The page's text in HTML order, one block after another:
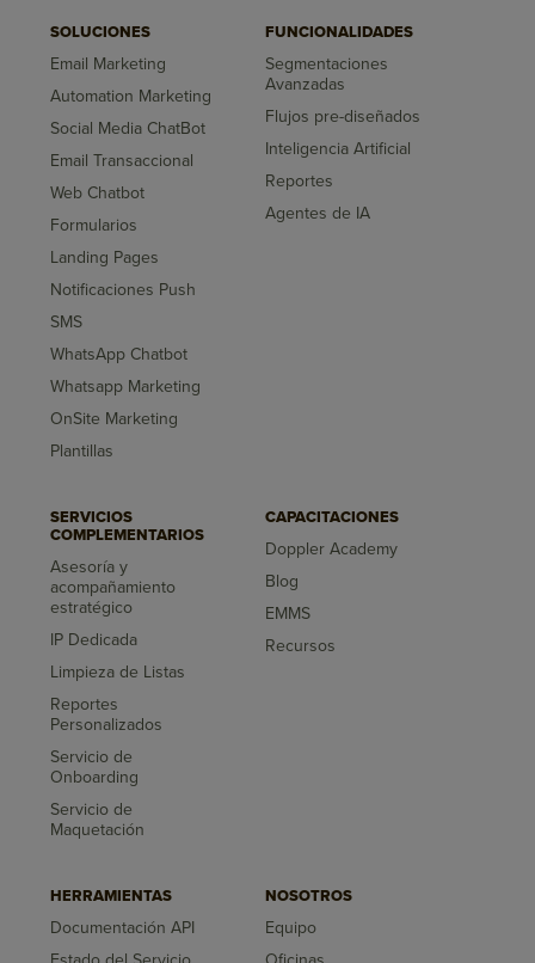
SOLUCIONES
Email Marketing
Automation Marketing
Social Media ChatBot
Email Transaccional
Web Chatbot
Formularios
Landing Pages
Notificaciones Push
SMS
WhatsApp Chatbot
Whatsapp Marketing
OnSite Marketing
Plantillas
FUNCIONALIDADES
Segmentaciones
Avanzadas
Flujos pre-diseñados
Inteligencia Artificial
Reportes
Agentes de IA
SERVICIOS
COMPLEMENTARIOS
Asesoría y
acompañamiento
estratégico
IP Dedicada
Limpieza de Listas
Reportes
Personalizados
Servicio de
Onboarding
Servicio de
Maquetación
CAPACITACIONES
Doppler Academy
Blog
EMMS
Recursos
HERRAMIENTAS
Documentación API
NOSOTROS
Equipo